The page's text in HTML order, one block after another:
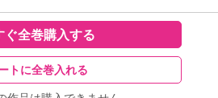
ぐ全巻購入する
トに全巻入れる